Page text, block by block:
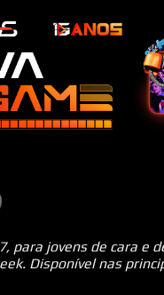
para jovens de cara e
Disponível nas